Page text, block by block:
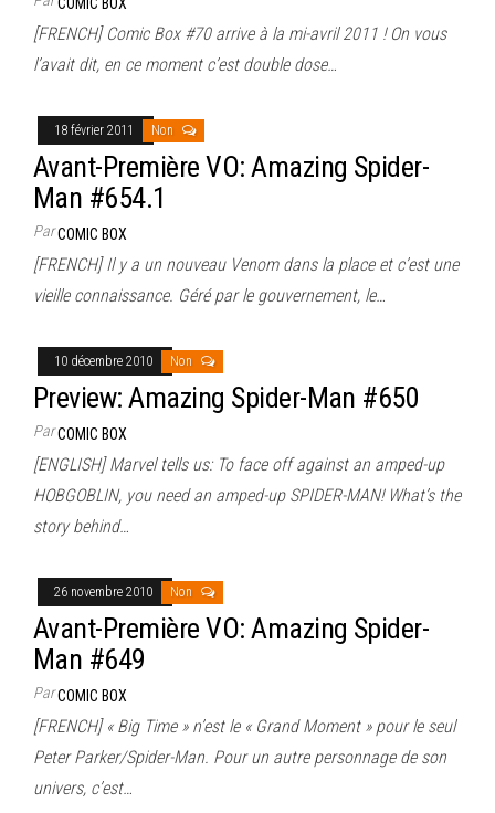
[FRENCH] Comic Box #70 arrive à la mi-avril 2011 ! On vous
l’avait dit, en ce moment c’est double dose…
18 février 2011 Non
Avant-Première VO: Amazing Spider-
Man #654.1
ParCOMIC BOX
[FRENCH] Il y a un nouveau Venom dans la place et c’est une
vieille connaissance. Géré par le gouvernement, le…
10 décembre 2010 Non
Preview: Amazing Spider-Man #650
ParCOMIC BOX
[ENGLISH] Marvel tells us: To face off against an amped-up
HOBGOBLIN, you need an amped-up SPIDER-MAN! What’s the
story behind…
26 novembre 2010 Non
Avant-Première VO: Amazing Spider-
Man #649
ParCOMIC BOX
[FRENCH] « Big Time » n’est le « Grand Moment » pour le seul
Peter Parker/Spider-Man. Pour un autre personnage de son
univers, c’est…